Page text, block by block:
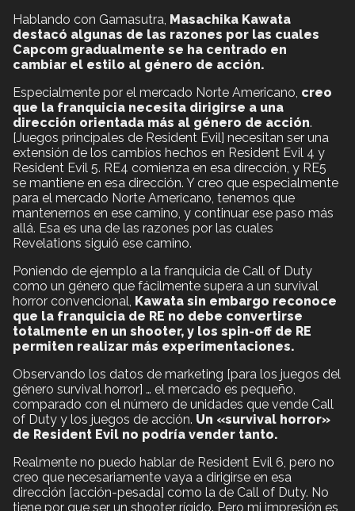
Hablando con Gamasutra, Masachika Kawata
destacó algunas de las razones por las cuales
Capcom gradualmente se ha centrado en
cambiar el estilo al género de acción.
Especialmente por el mercado Norte Americano, creo
que la franquicia necesita dirigirse a una
dirección orientada más al género de acción.
[Juegos principales de Resident Evil] necesitan ser una
extensión de los cambios hechos en Resident Evil 4 y
Resident Evil 5. RE4 comienza en esa dirección, y RE5
se mantiene en esa dirección. Y creo que especialmente
para el mercado Norte Americano, tenemos que
mantenernos en ese camino, y continuar ese paso más
allá. Esa es una de las razones por las cuales
Revelations siguió ese camino.
Poniendo de ejemplo a la franquicia de Call of Duty
como un género que fácilmente supera a un survival
horror convencional, Kawata sin embargo reconoce
que la franquicia de RE no debe convertirse
totalmente en un shooter, y los spin-off de RE
permiten realizar más experimentaciones.
Observando los datos de marketing [para los juegos del
género survival horror] … el mercado es pequeño,
comparado con el número de unidades que vende Call
of Duty y los juegos de acción. Un «survival horror»
de Resident Evil no podría vender tanto.
Realmente no puedo hablar de Resident Evil 6, pero no
creo que necesariamente vaya a dirigirse en esa
dirección [acción-pesada] como la de Call of Duty. No
tiene por que ser un shooter rígido. Pero mi impresión es